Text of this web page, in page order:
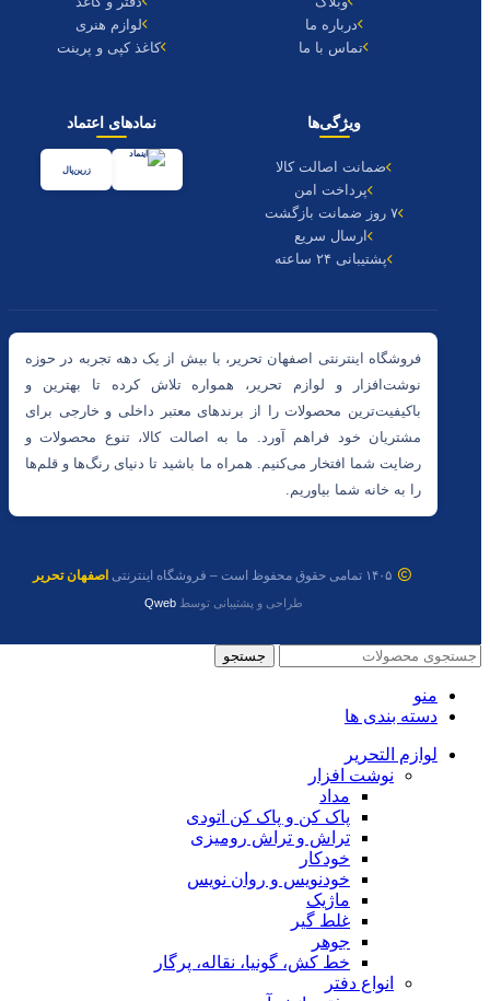
درباره ما
تماس با ما
لوازم هنری
کاغذ کپی و پرینت
ویژگی‌ها
ضمانت اصالت کالا
پرداخت امن
۷ روز ضمانت بازگشت
ارسال سریع
پشتیبانی ۲۴ ساعته
نمادهای اعتماد
زرین‌پال
فروشگاه اینترنتی اصفهان تحریر، با بیش از یک دهه تجربه در حوزه
نوشت‌افزار و لوازم تحریر، همواره تلاش کرده تا بهترین و
باکیفیت‌ترین محصولات را از برندهای معتبر داخلی و خارجی برای
مشتریان خود فراهم آورد. ما به اصالت کالا، تنوع محصولات و
رضایت شما افتخار می‌کنیم. همراه ما باشید تا دنیای رنگ‌ها و قلم‌ها
را به خانه شما بیاوریم.
۱۴۰۵ تمامی حقوق محفوظ است – فروشگاه اینترنتی اصفهان تحریر
طراحی و پشتیبانی توسطQweb
جستجو
منو
دسته بندی ها
لوازم التحریر
نوشت افزار
مداد
پاک کن و پاک کن اتودی
تراش و تراش رومیزی
خودکار
خودنویس و روان نویس
ماژیک
غلط گیر
جوهر
خط کش، گونیا، نقاله، پرگار
انواع دفتر